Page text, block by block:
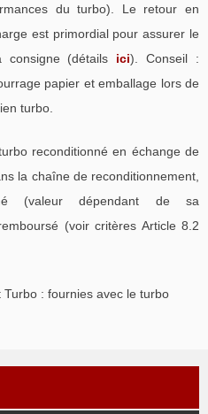
du turbo). Le retour en
est primordial pour assurer le
consigne (détails ici). Conseil :
papier et emballage lors de
turbo.
reconditionné en échange de
la chaîne de reconditionnement,
(valeur dépendant de sa
(voir critères Article 8.2
: fournies avec le turbo